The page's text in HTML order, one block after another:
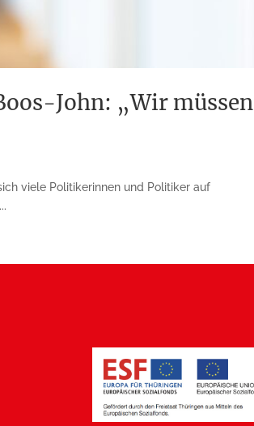
John: „Wir müssen
viele Politikerinnen und Politiker auf